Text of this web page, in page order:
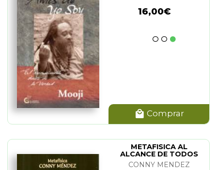
16,00€
Comprar
METAFISICA AL
ALCANCE DE TODOS
(GRANDE)
CONNY MENDEZ